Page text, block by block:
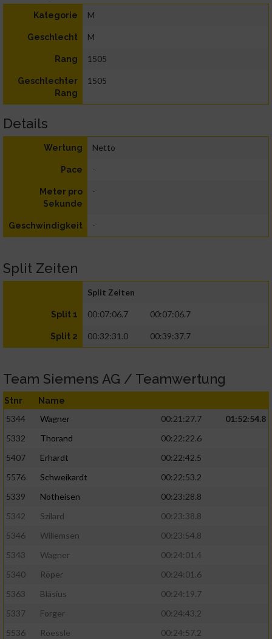
Kategorie M
Geschlecht M
Rang 1505
Geschlechter
Rang
1505
Details
Wertung Netto
Pace -
Meter pro
Sekunde
-
Geschwindigkeit -
Split Zeiten
Split Zeiten
Split 1 00:07:06.7 00:07:06.7
Split 2 00:32:31.0 00:39:37.7
Team Siemens AG / Teamwertung
Stnr Name
5344 Wagner 00:21:27.7
01:52:54.8
5332
Thorand
00:22:22.6
5407
Erhardt
00:22:42.5
5576
Schweikardt
00:22:53.2
5339
Notheisen
00:23:28.8
5342
Szilard
00:23:38.8
5346
Willemsen
00:23:54.8
5343
Wagner
00:24:01.4
5340
Röper
00:24:01.6
5363
Bläsius
00:24:19.7
5337
Forger
00:24:43.2
5536
Roessle
00:24:57.2